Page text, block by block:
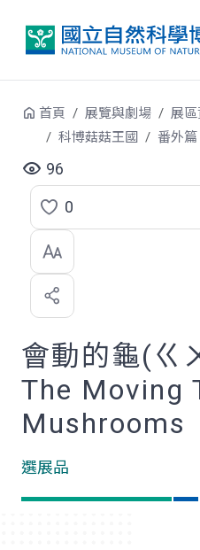
首頁 展覽與劇場 展
科博菇菇王國
番外篇
96
點
選
喜
歡
0
會動的龜(ㄍ
The Moving
Mushrooms
選展品